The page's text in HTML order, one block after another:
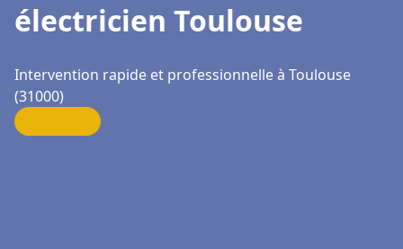
électricien Toulouse
Intervention rapide et professionnelle à Toulouse
(31000)